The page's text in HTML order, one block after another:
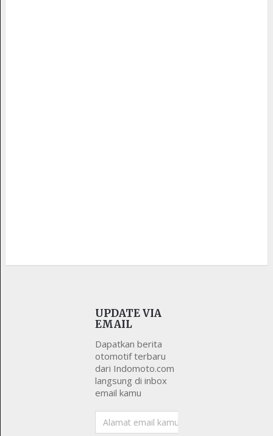
UPDATE VIA
EMAIL
Dapatkan berita
otomotif terbaru
dari Indomoto.com
langsung di inbox
email kamu
Alamat
email